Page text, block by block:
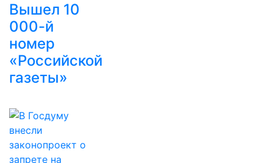
Вышел 10
000-й
номер
«Российской
газеты»